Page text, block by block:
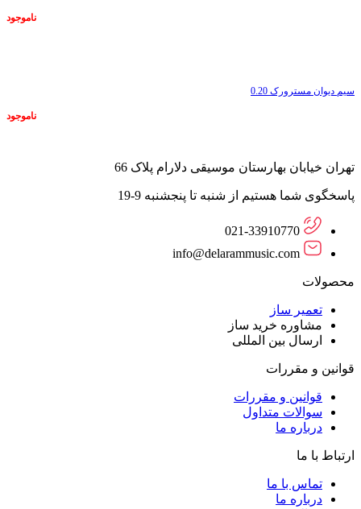
ناموجود
سیم دیوان مسترورک 0.20
ناموجود
تهران خیابان بهارستان موسیقی دلارام پلاک 66
پاسخگوی شما هستیم از شنبه تا پنجشنبه 9-19
021-33910770
info@delarammusic.com
محصولات
تعمیر ساز
مشاوره خرید ساز
ارسال بین المللی
قوانین و مقررات
قوانین و مقررات
سوالات متداول
درباره ما
ارتباط با ما
تماس با ما
درباره ما